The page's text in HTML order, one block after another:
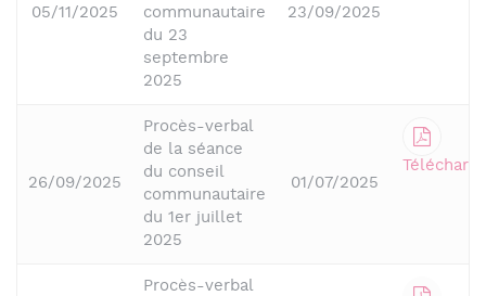
05/11/2025
communautaire
du 23
septembre
2025
23/09/2025
26/09/2025
Procès-verbal
de la séance
du conseil
communautaire
du 1er juillet
2025
01/07/2025
Procès-verbal